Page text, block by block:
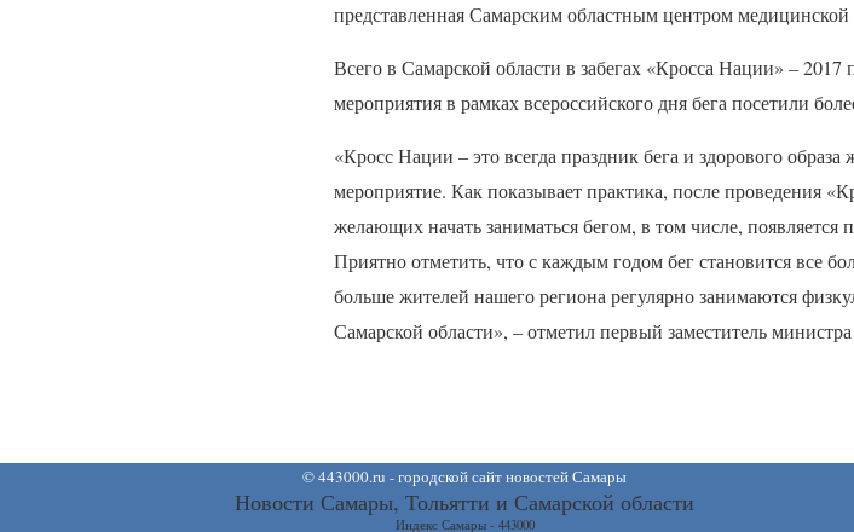
представленная Самарским областным центром
Всего в Самарской области в забегах «Кросса Нации» – 2017
мероприятия в рамках всероссийского дня бега посетили
«Кросс Нации – это всегда праздник бега и здорового
мероприятие. Как показывает практика, после проведения
желающих начать заниматься бегом, в том числе,
Приятно отметить, что с каждым годом бег становится все
больше жителей нашего региона регулярно занимаются
Самарской области», – отметил первый заместитель
©443000.ru - городской сайт новостей Самары
Новости Самары, Тольятти и Самарской области
Индекс Самары - 443000